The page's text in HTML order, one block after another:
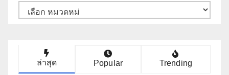
ล่าสุด Popular Trending